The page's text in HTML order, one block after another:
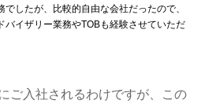
したが、比較的自由な会社だったので、
バイザリー業務やTOBも経験させていただ
ご入社されるわけですが、この